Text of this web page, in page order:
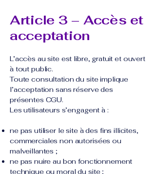
Article 3 – Accès et
acceptation
L’accès au site est libre, gratuit et ouvert
à tout public.
Toute consultation du site implique
l’acceptation sans réserve des
présentes CGU.
Les utilisateurs s’engagent à :
ne pas utiliser le site à des fins illicites,
commerciales non autorisées ou
malveillantes ;
ne pas nuire au bon fonctionnement
technique ou moral du site ;